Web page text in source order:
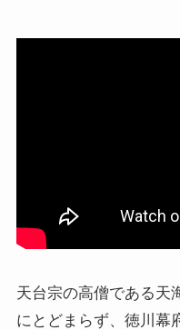
天台宗の高僧である天
にとどまらず、徳川幕